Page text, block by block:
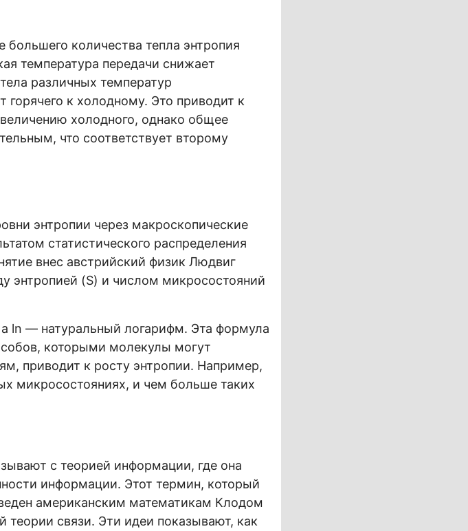
большего количества тепла энтропия
температура передачи снижает
различных температур
горячего к холодному. Это приводит к
холодного, однако общее
что соответствует второму
энтропии через макроскопические
статистического распределения
внес австрийский физик Людвиг
энтропией (S) и числом микросостояний
ln — натуральный логарифм. Эта формула
которыми молекулы могут
приводит к росту энтропии. Например,
микросостояниях, и чем больше таких
с теорией информации, где она
информации. Этот термин, который
американским математикам Клодом
теории связи. Эти идеи показывают, как